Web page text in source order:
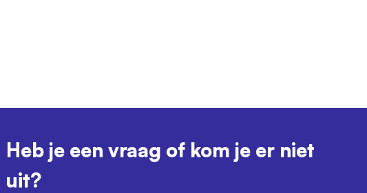
Heb je een vraag of kom je er niet
uit?